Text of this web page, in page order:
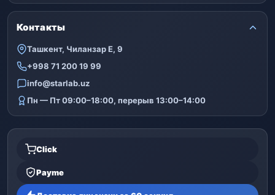
Контакты
Ташкент, Чиланзар Е, 9
+998 71 200 19 99
info@starlab.uz
Пн — Пт 09:00–18:00, перерыв 13:00–14:00
Click
Payme